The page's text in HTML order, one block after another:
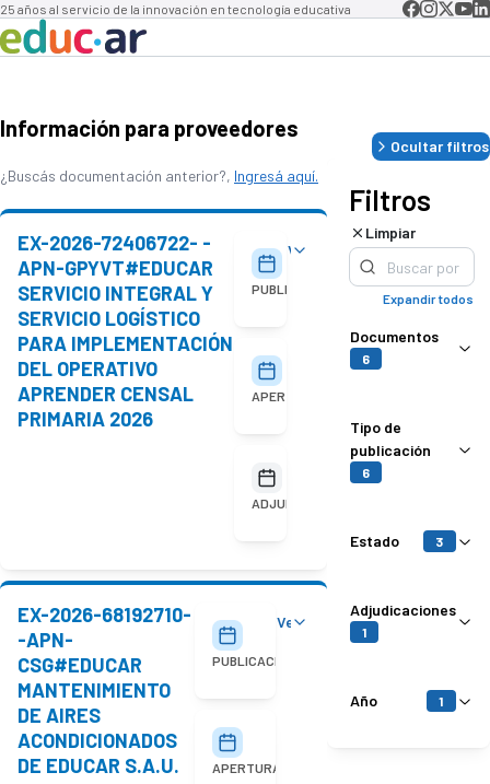
25 años al servicio de la innovación en tecnología educativa
Ocultar filtros
Información para proveedores
¿Buscás documentación anterior?, Ingresá aquí.
EX-2026-72406722- -
APN-GPYVT#EDUCAR
SERVICIO INTEGRAL Y
SERVICIO LOGÍSTICO
PARA IMPLEMENTACIÓN
DEL OPERATIVO
APRENDER CENSAL
PRIMARIA 2026
PUBLICACIÓN
05/08/2026
APERTURA
18/08/2026
ADJUDICACIÓN
No
Ver detalles
EX-2026-68192710-
-APN-
CSG#EDUCAR
MANTENIMIENTO
DE AIRES
ACONDICIONADOS
DE EDUCAR S.A.U.
PUBLICACIÓN
30/07/2026
APERTURA
Ver detalles
Filtros
Limpiar
Expandir todos
Documentos
6
Tipo de
publicación
6
Estado 3
Adjudicaciones
1
Año 1